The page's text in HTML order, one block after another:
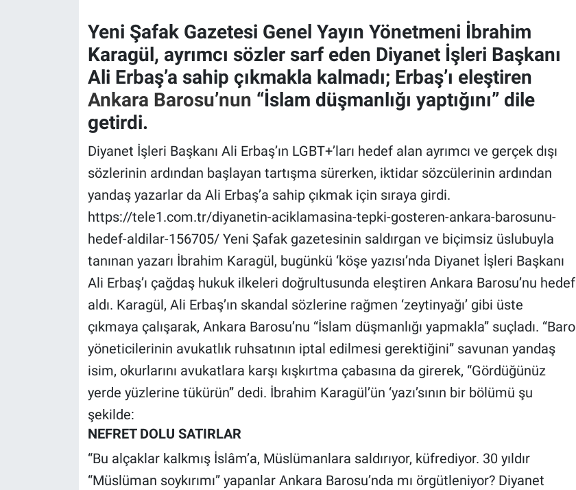
Yeni Şafak Gazetesi Genel Yayın Yönetmeni İbrahim
Karagül , ayrımcı sözler sarf eden Diyanet İşleri Başkanı
Ali Erbaş’a sahip çıkmakla kalmadı; Erbaş’ı eleştiren
Ankara Barosu’nun “İslam düşmanlığı yaptığını” dile
getirdi.
Diyanet İşleri Başkanı Ali Erbaş’ın LGBT+’ları hedef alan ayrımcı ve gerçek dışı
sözlerinin ardından başlayan tartışma sürerken, iktidar sözcülerinin ardından
yandaş yazarlar da Ali Erbaş’a sahip çıkmak için sıraya girdi.
https://tele1.com.tr/diyanetin-aciklamasina-tepki-gosteren-ankara-barosunu-
hedef-aldilar-156705/ Yeni Şafak gazetesinin saldırgan ve biçimsiz üslubuyla
tanınan yazarı İbrahim Karagül, bugünkü ‘köşe yazısı’nda Diyanet İşleri Başkanı
Ali Erbaş’ı çağdaş hukuk ilkeleri doğrultusunda eleştiren Ankara Barosu’nu hedef
aldı. Karagül, Ali Erbaş’ın skandal sözlerine rağmen ‘zeytinyağı’ gibi üste
çıkmaya çalışarak, Ankara Barosu’nu “İslam düşmanlığı yapmakla” suçladı. “Baro
yöneticilerinin avukatlık ruhsatının iptal edilmesi gerektiğini” savunan yandaş
isim, okurlarını avukatlara karşı kışkırtma çabasına da girerek, “Gördüğünüz
yerde yüzlerine tükürün” dedi. İbrahim Karagül’ün ‘yazı’sının bir bölümü şu
şekilde:
NEFRET DOLU SATIRLAR
“Bu alçaklar kalkmış İslâm’a, Müslümanlara saldırıyor, küfrediyor. 30 yıldır
“Müslüman soykırımı” yapanlar Ankara Barosu’nda mı örgütleniyor? Diyanet
Gündem Özel
Günün görüntüsü
Koronavirüs
Kültür Sanat
Ne demişti